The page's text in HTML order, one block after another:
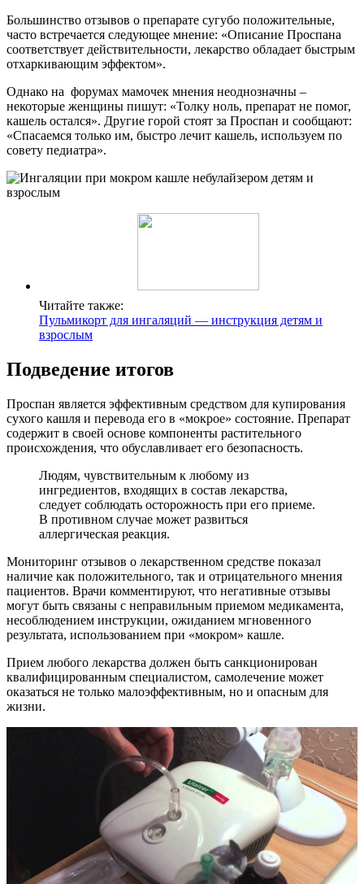
Большинство отзывов о препарате сугубо положительные,
часто встречается следующее мнение: «Описание Проспана
соответствует действительности, лекарство обладает быстрым
отхаркивающим эффектом».
Однако на форумах мамочек мнения неоднозначны –
некоторые женщины пишут: «Толку ноль, препарат не помог,
кашель остался». Другие горой стоят за Проспан и сообщают:
«Спасаемся только им, быстро лечит кашель, используем по
совету педиатра».
Читайте также:
Пульмикорт для ингаляций — инструкция детям и
взрослым
Подведение итогов
Проспан является эффективным средством для купирования
сухого кашля и перевода его в «мокрое» состояние. Препарат
содержит в своей основе компоненты растительного
происхождения, что обуславливает его безопасность.
Людям, чувствительным к любому из
ингредиентов, входящих в состав лекарства,
следует соблюдать осторожность при его приеме.
В противном случае может развиться
аллергическая реакция.
Мониторинг отзывов о лекарственном средстве показал
наличие как положительного, так и отрицательного мнения
пациентов. Врачи комментируют, что негативные отзывы
могут быть связаны с неправильным приемом медикамента,
несоблюдением инструкции, ожиданием мгновенного
результата, использованием при «мокром» кашле.
Прием любого лекарства должен быть санкционирован
квалифицированным специалистом, самолечение может
оказаться не только малоэффективным, но и опасным для
жизни.